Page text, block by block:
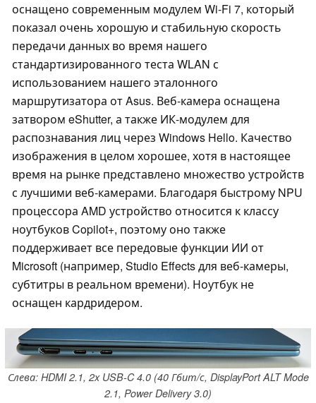
оснащено современным модулем Wi-Fi 7, который
показал очень хорошую и стабильную скорость
передачи данных во время нашего
стандартизированного теста WLAN с
использованием нашего эталонного
маршрутизатора от Asus. Веб-камера оснащена
затвором eShutter, а также ИК-модулем для
распознавания лиц через Windows Hello. Качество
изображения в целом хорошее, хотя в настоящее
время на рынке представлено множество устройств
с лучшими веб-камерами. Благодаря быстрому NPU
процессора AMD устройство относится к классу
ноутбуков Copilot+, поэтому оно также
поддерживает все передовые функции ИИ от
Microsoft (например, Studio Effects для веб-камеры,
субтитры в реальном времени). Ноутбук не
оснащен кардридером.
Слева: HDMI 2.1, 2x USB-C 4.0 (40 Гбит/с, DisplayPort ALT Mode
2.1, Power Delivery 3.0)